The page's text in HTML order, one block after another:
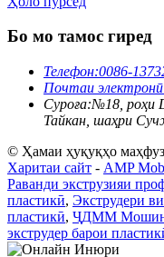
Бо мо тамос гиред
Телефон:0086-
Почтаи
Суроға:№18, роҳи
Тайкан, шаҳри
© Ҳамаи ҳуқуқҳо
Харитаи сайт - AMP
Раванди экструзияи
пластикӣ, Экструдери
пластикӣ, ҶДММ
экструдер барои